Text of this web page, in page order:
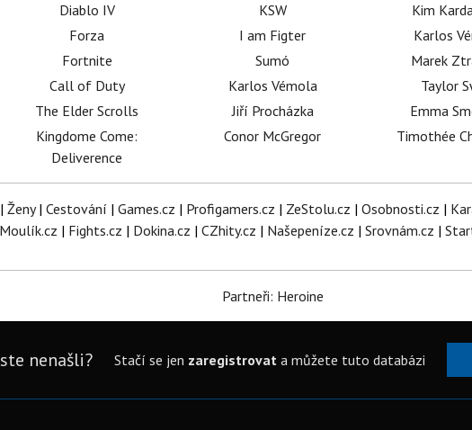
Diablo IV
Forza
Fortnite
Call of Duty
The Elder Scrolls
Kingdome Come:
Deliverence
KSW
I am Figter
Sumó
Karlos Vémola
Jiří Procházka
Conor McGregor
Kim
Karlos
Marek
Taylor
Emma
Timothée
Ženy| Cestování | Games.cz | Profigamers.cz | ZeStolu.cz | Osobnosti.cz |
Moulík.cz | Fights.cz | Dokina.cz | CZhity.cz | Našepeníze.cz | Srovnám.cz |
Partneři: Heroine
nenašli? Stačí se jen zaregistrovata můžete tuto databázi